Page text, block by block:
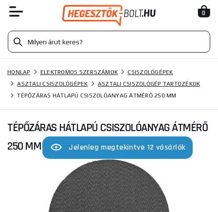
0
HONLAP ELEKTROMOS SZERSZÁMOK
CSISZOLÓGÉPEK
ASZTALI CSISZOLÓGÉPEK
ASZTALI CSISZOLÓGÉP TARTOZÉKOK
TÉPŐZÁRAS HÁTLAPÚ CSISZOLÓANYAG ÁTMÉRŐ 250 MM
TÉPŐZÁRAS HÁTLAPÚ CSISZOLÓANYAG ÁTMÉRŐ
250 MM
Jelenleg megtekintve 12 vásárlók